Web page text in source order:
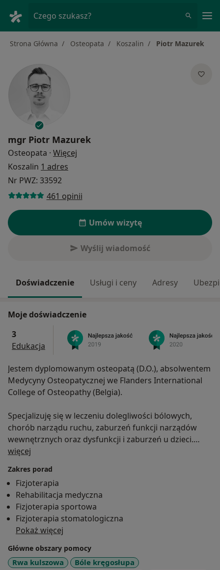
Czego szukasz?
Strona Główna Osteopata Koszalin Piotr Mazurek
mgr Piotr Mazurek
Osteopata · Więcej
Koszalin 1 adres
Nr PWZ: 33592
461 opinii
Umów wizytę
Wyślij wiadomość
Doświadczenie Usługi i ceny Adresy
Moje doświadczenie
3
Edukacja
Jestem dyplomowanym osteopatą (D.O.), absolwentem
Medycyny Osteopatycznej we Flanders International
College of Osteopathy (Belgia).
Specjalizuję się w leczeniu dolegliwości bólowych,
chorób narządu ruchu, zaburzeń funkcji narządów
wewnętrznych oraz dysfunkcji i zaburzeń u dzieci.
Narzędziem w mojej pracy są moje dłonie oraz wiedza
terapii, rozpoczynając wizytę zawsze od wywiadu oraz
badania klinicznego. Wyeliminowanie przyczyny
dolegliwości jest mądrzejszym działaniem niż
usuwanie jedynie objawów. Jako osteopata potrafię
spojrzeć na problem pacjenta holistycznie.
więcej
Zakres porad
Fizjoterapia
Rehabilitacja medyczna
Fizjoterapia sportowa
Fizjoterapia stomatologiczna
Pokaż więcej
Główne obszary pomocy
Rwa kulszowa
Bóle kręgosłupa